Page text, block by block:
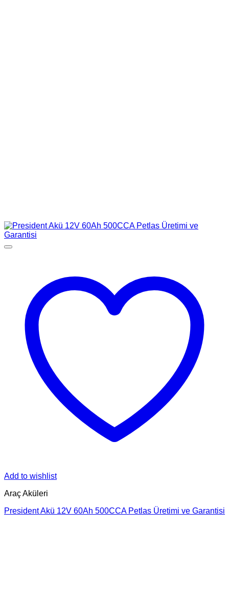
Add to wishlist
Araç Aküleri
President Akü 12V 60Ah 500CCA Petlas Üretimi ve Garantisi